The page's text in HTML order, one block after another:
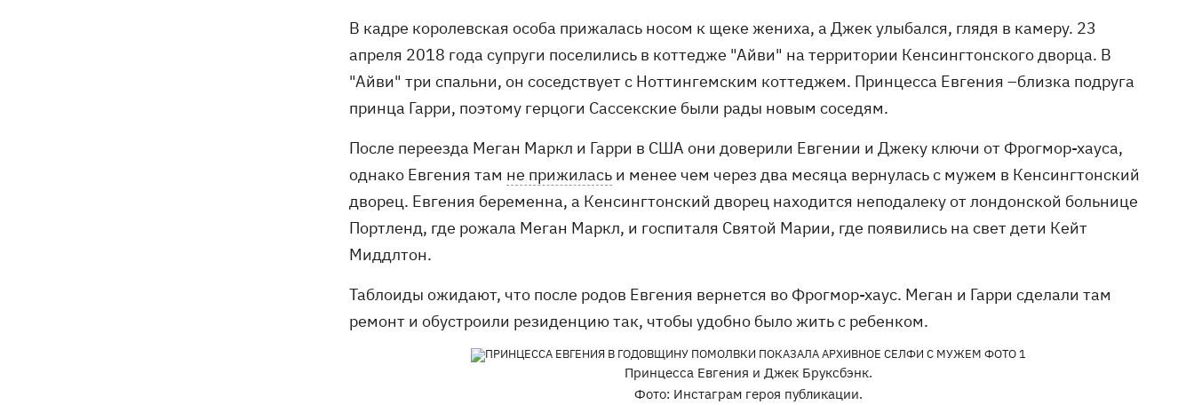
В кадре королевская особа прижалась носом к щеке жениха, а Джек улыбался, глядя в камеру. 23
апреля 2018 года супруги поселились в коттедже "Айви" на территории Кенсингтонского дворца. В
"Айви" три спальни, он соседствует с Ноттингемским коттеджем. Принцесса Евгения –близка подруга
принца Гарри, поэтому герцоги Сассекские были рады новым соседям.
После переезда Меган Маркл и Гарри в США они доверили Евгении и Джеку ключи от Фрогмор-хауса,
однако Евгения там не прижилась и менее чем через два месяца вернулась с мужем в Кенсингтонский
дворец. Евгения беременна, а Кенсингтонский дворец находится неподалеку от лондонской больнице
Портленд, где рожала Меган Маркл, и госпиталя Святой Марии, где появились на свет дети Кейт
Миддлтон.
Таблоиды ожидают, что после родов Евгения вернется во Фрогмор-хаус. Меган и Гарри сделали там
ремонт и обустроили резиденцию так, чтобы удобно было жить с ребенком.
Принцесса Евгения и Джек Бруксбэнк.
Фото: Инстаграм героя публикации.